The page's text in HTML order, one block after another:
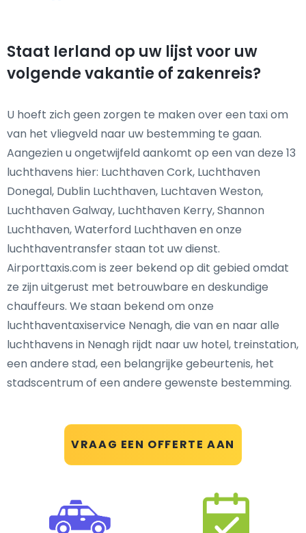
VRAAG EEN OFFERTE AAN
Staat Ierland op uw lijst voor uw
volgende vakantie of zakenreis?
U hoeft zich geen zorgen te maken over een taxi om
van het vliegveld naar uw bestemming te gaan.
Aangezien u ongetwijfeld aankomt op een van deze 13
luchthavens hier: Luchthaven Cork, Luchthaven
Donegal, Dublin Luchthaven, Luchtaven Weston,
Luchthaven Galway, Luchthaven Kerry, Shannon
Luchthaven, Waterford Luchthaven en onze
luchthaventransfer staan tot uw dienst.
Airporttaxis.com is zeer bekend op dit gebied omdat
ze zijn uitgerust met betrouwbare en deskundige
chauffeurs. We staan bekend om onze
luchthaventaxiservice Nenagh, die van en naar alle
luchthavens in Nenagh rijdt naar uw hotel, treinstation,
een andere stad, een belangrijke gebeurtenis, het
stadscentrum of een andere gewenste bestemming.